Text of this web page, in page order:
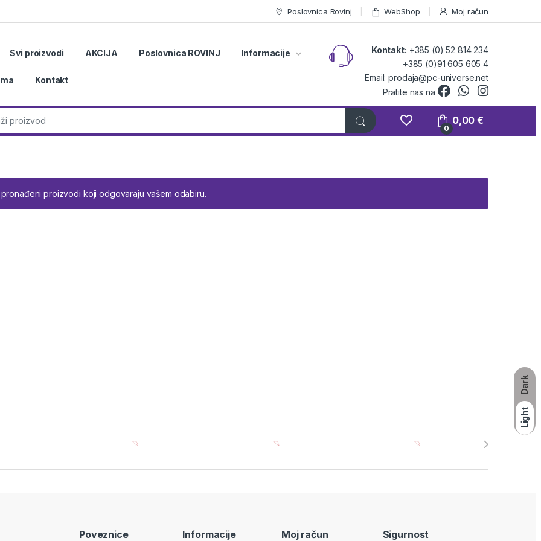
Dark
Light
Poslovnica Rovinj WebShop Moj račun
Svi proizvodi AKCIJA Poslovnica ROVINJ Informacije
Kontakt
Kontakt: +385 (0) 52 814 234
+385 (0)91 605 605 4
Email: prodaja@pc-universe.net
Pratite nas na
0
0,00€
pronađeni proizvodi koji odgovaraju vašem odabiru.
Poveznice Informacije Moj račun Sigurnost